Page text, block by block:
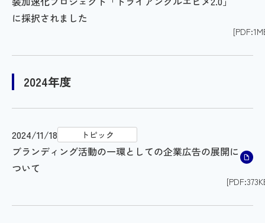
に採択されました
2024年度
2024/11/18 トピック
ブランディング活動の一環としての企業広告の展開に
ついて